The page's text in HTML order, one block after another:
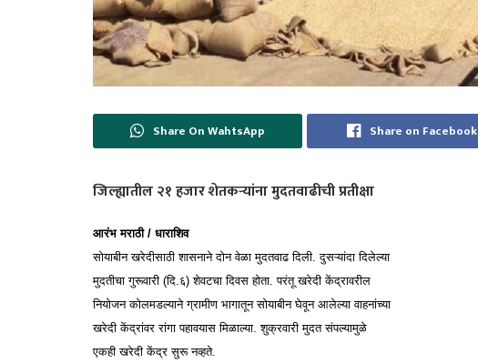
Share On WahtsApp Share on Facebook
जिल्ह्यातील २१ हजार शेतकऱ्यांना मुदतवाढीची प्रतीक्षा
आरंभ मराठी / धाराशिव
सोयाबीन खरेदीसाठी शासनाने दोन वेळा मुदतवाढ दिली. दुसऱ्यांदा दिलेल्या
मुदतीचा गुरूवारी (दि.६) शेवटचा दिवस होता. परंतू खरेदी केंद्रावरील
नियोजन कोलमडल्याने ग्रामीण भागातून सोयाबीन घेवून आलेल्या वाहनांच्या
खरेदी केंद्रांवर रांगा पहावयास मिळाल्या. शुक्रवारी मुदत संपल्यामुळे
एकही खरेदी केंद्र सुरू नव्हते.